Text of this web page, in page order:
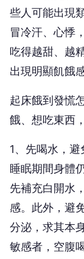
些人可能出現
冒冷汗、心悸
吃得越甜、越
出現明顯飢餓感
起床餓到發慌
餓、想吃東西
1、先喝水，
睡眠期間身體
先補充白開水
感。此外，避
分泌，求其本
敏感者，空腹